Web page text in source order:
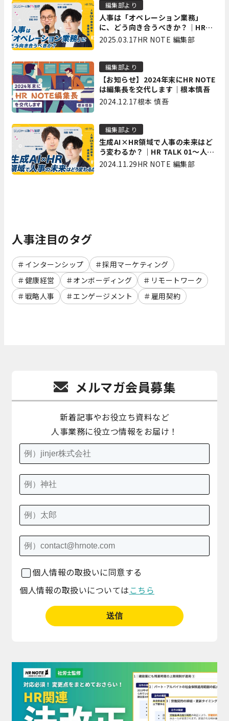
人事は「オペレーション業務」
に、どう向き合うべきか？｜HR
TALK 02～人事DXの最前線を徹底
編集部より
2025.03.17HR NOTE 編集部
【お知らせ】2024年末にHR NOTE
は編集長を交代します｜根本慎吾
編集部より
2024.12.17根本 慎吾
生成AI×HR領域で人事の未来はど
う変わるか？｜HR TALK 01～人事
DXの最前線を徹底解剖～
編集部より
2024.11.29HR NOTE 編集部
人事注目のタグ
インターンシップ
採用マーケティング
健康経営
オンボーディング
リモートワーク
戦略人事
エンゲージメント 雇用契約
メルマガ会員募集
新着記事やお役立ち資料など
人事業務に役立つ情報をお届け！
個人情報の取扱いに同意する
個人情報の取扱いについては こちら